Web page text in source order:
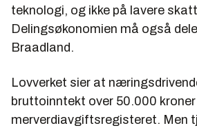
teknologi, og ikke på lavere
Delingsøkonomien må også
Braadland.
Lovverket sier at
bruttoinntekt over 50.000
merverdiavgiftsregisteret. Men